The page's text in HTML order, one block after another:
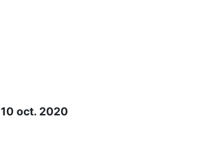
10 oct. 2020